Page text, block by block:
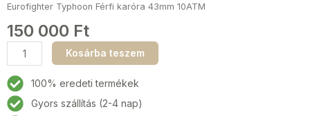
Eurofighter Typhoon Férfi karóra 43mm 10ATM
150 000 Ft
Zeppelin
7298M-
5
Eurofighter
Typhoon
Kosárba teszem
100% eredeti termékek
Gyors szállítás (2-4 nap)